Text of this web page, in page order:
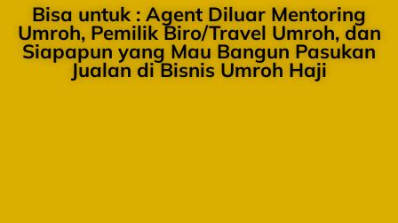
Bisa untuk : Agent Diluar Mentoring
Umroh, Pemilik Biro/Travel Umroh, dan
Siapapun yang Mau Bangun Pasukan
Jualan di Bisnis Umroh Haji